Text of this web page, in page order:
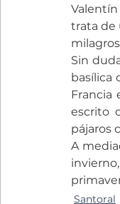
trata de
Sin
basílica
Francia
escrito
pájaros
A
Santoral